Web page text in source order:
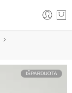
IŠPARDUOTA